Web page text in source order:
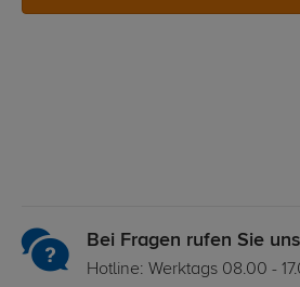
Bei Fragen rufen Sie
Hotline: Werktags 08.00 -